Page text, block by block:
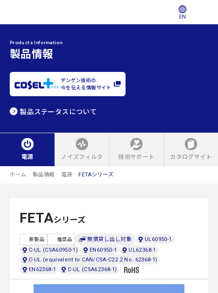
EN
Products Information
製品情報
デンゲン技術の
今を伝える情報サイト
製品ステータスについて
電源 ノイズフィルタ 技術サポート カタログサイト
ホーム 製品情報 電源 FETAシリーズ
FETAシリーズ
新製品 推奨品 無償貸し出し対象
UL60950-1
C-UL (CSA60950-1)
EN60950-1
UL62368-1
C-UL (equivalent to CAN/CSA-C22.2 No. 62368-1)
EN62368-1
C-UL (CSA62368-1)